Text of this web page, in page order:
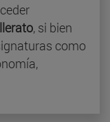
, si bien
como